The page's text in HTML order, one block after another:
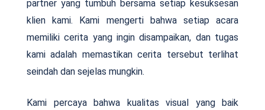
partner yang tumbuh bersama setiap kesuksesan
klien kami. Kami mengerti bahwa setiap acara
memiliki cerita yang ingin disampaikan, dan tugas
kami adalah memastikan cerita tersebut terlihat
seindah dan sejelas mungkin.
Kami percaya bahwa kualitas visual yang baik